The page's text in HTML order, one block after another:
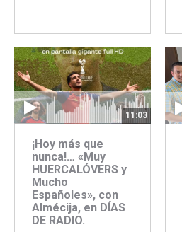
11:03
¡Hoy más que
nunca!… «Muy
HUERCALÓVERS y
Mucho
Españoles», con
Almécija, en DÍAS
DE RADIO.